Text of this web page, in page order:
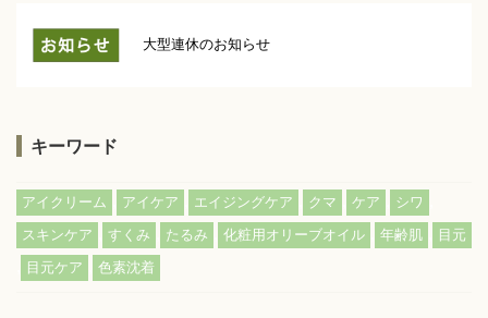
大型連休のお知らせ
キーワード
アイクリーム アイケア エイジングケア クマ ケア シワ
スキンケア すくみ たるみ 化粧用オリーブオイル 年齢肌 目元
目元ケア 色素沈着